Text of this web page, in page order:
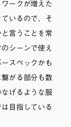
ークが増えた
いるので、そ
言うことを常
シーンで使え
スペックかも
がる部分も数
げるような服
目指している